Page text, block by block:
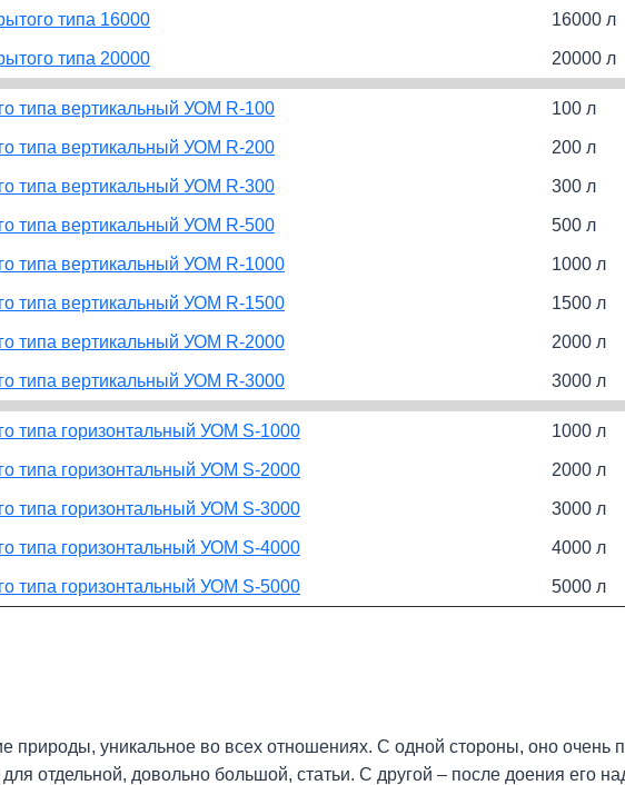
типа 16000 16000 л
типа 20000 20000 л
типа вертикальный УОМ R-100 100 л
типа вертикальный УОМ R-200 200 л
типа вертикальный УОМ R-300 300 л
типа вертикальный УОМ R-500 500 л
типа вертикальный УОМ R-1000 1000 л
типа вертикальный УОМ R-1500 1500 л
типа вертикальный УОМ R-2000 2000 л
типа вертикальный УОМ R-3000 3000 л
типа горизонтальный УОМ S-1000 1000 л
типа горизонтальный УОМ S-2000 2000 л
типа горизонтальный УОМ S-3000 3000 л
типа горизонтальный УОМ S-4000 4000 л
типа горизонтальный УОМ S-5000 5000 л
природы, уникальное во всех отношениях. С одной стороны, оно очень
отдельной, довольно большой, статьи. С другой – после доения его